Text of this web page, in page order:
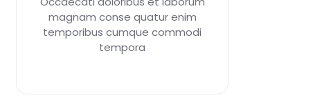
magnam conse quatur enim
temporibus cumque commodi
tempora